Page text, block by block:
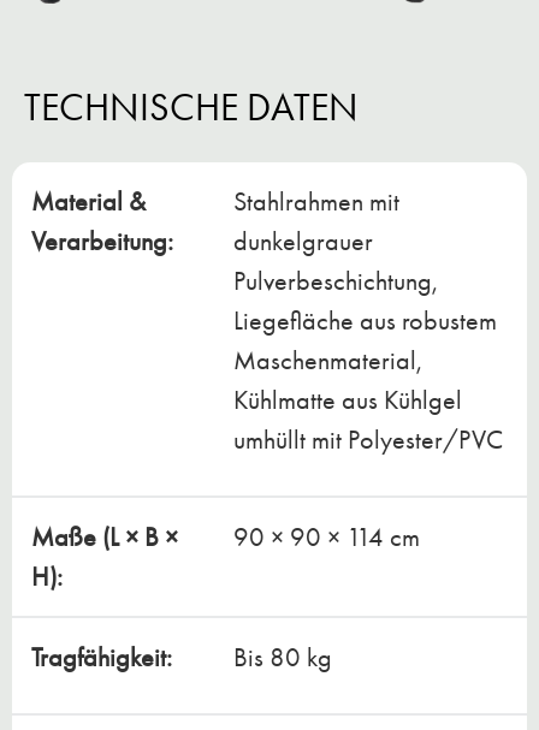
TECHNISCHE DATEN
Material &
Verarbeitung:
Stahlrahmen mit
dunkelgrauer
Pulverbeschichtung,
Liegefläche aus robustem
Maschenmaterial,
Kühlmatte aus Kühlgel
umhüllt mit Polyester/PVC
Maße (L × B ×
H):
90 × 90 × 114 cm
Tragfähigkeit: Bis 80 kg